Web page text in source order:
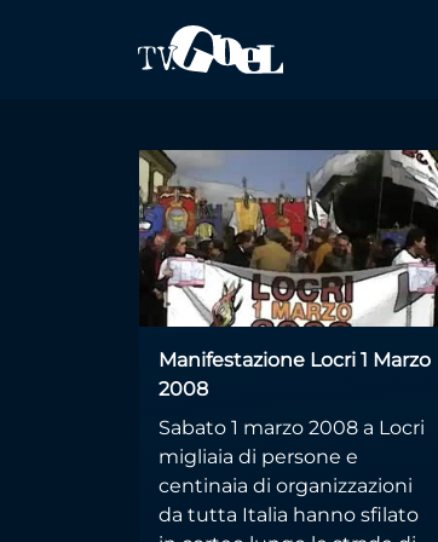
CSV
Manifestazione Locri 1 Marzo
2008
Sabato 1 marzo 2008 a Locri
migliaia di persone e
centinaia di organizzazioni
da tutta Italia hanno sfilato